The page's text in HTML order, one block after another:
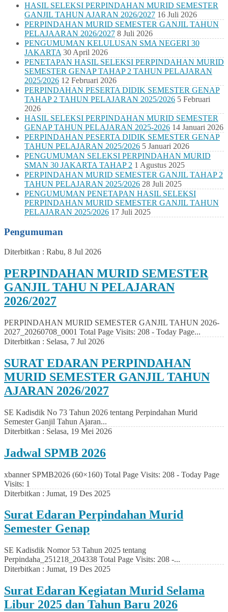
HASIL SELEKSI PERPINDAHAN MURID SEMESTER
GANJIL TAHUN AJARAN 2026/2027 16 Juli 2026
PERPINDAHAN MURID SEMESTER GANJIL TAHUN
PELAJAARAN 2026/2027 8 Juli 2026
PENGUMUMAN KELULUSAN SMA NEGERI 30
JAKARTA 30 April 2026
PENETAPAN HASIL SELEKSI PERPINDAHAN MURID
SEMESTER GENAP TAHAP 2 TAHUN PELAJARAN
2025/2026 12 Februari 2026
PERPINDAHAN PESERTA DIDIK SEMESTER GENAP
TAHAP 2 TAHUN PELAJARAN 2025/2026 5 Februari
2026
HASIL SELEKSI PERPINDAHAN MURID SEMESTER
GENAP TAHUN PELAJARAN 2025-2026 14 Januari 2026
PERPINDAHAN PESERTA DIDIK SEMESTER GENAP
TAHUN PELAJARAN 2025/2026 5 Januari 2026
PENGUMUMAN SELEKSI PERPINDAHAN MURID
SMAN 30 JAKARTA TAHAP 2 1 Agustus 2025
PERPINDAHAN MURID SEMESTER GANJIL TAHAP 2
TAHUN PELAJARAN 2025/2026 28 Juli 2025
PENGUMUMAN PENETAPAN HASIL SELEKSI
PERPINDAHAN MURID SEMESTER GANJIL TAHUN
PELAJARAN 2025/2026 17 Juli 2025
Pengumuman
Diterbitkan : Rabu, 8 Jul 2026
PERPINDAHAN MURID SEMESTER
GANJIL TAHU N PELAJARAN
2026/2027
PERPINDAHAN MURID SEMESTER GANJIL TAHUN 2026-
2027_20260708_0001 Total Page Visits: 208 - Today Page...
Diterbitkan : Selasa, 7 Jul 2026
SURAT EDARAN PERPINDAHAN
MURID SEMESTER GANJIL TAHUN
AJARAN 2026/2027
SE Kadisdik No 73 Tahun 2026 tentang Perpindahan Murid
Semester Ganjil Tahun Ajaran...
Diterbitkan : Selasa, 19 Mei 2026
Jadwal SPMB 2026
xbanner SPMB2026 (60×160) Total Page Visits: 208 - Today Page
Visits: 1
Diterbitkan : Jumat, 19 Des 2025
Surat Edaran Perpindahan Murid
Semester Genap
SE Kadisdik Nomor 53 Tahun 2025 tentang
Perpindaha_251218_204338 Total Page Visits: 208 -...
Diterbitkan : Jumat, 19 Des 2025
Surat Edaran Kegiatan Murid Selama
Libur 2025 dan Tahun Baru 2026